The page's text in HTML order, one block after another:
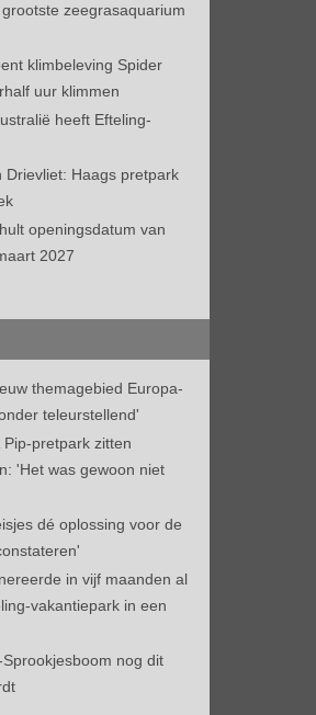
zeegrasaquarium
klimbeleving Spider
uur klimmen
heeft Efteling-
Drievliet: Haags pretpark
openingsdatum van
2027
themagebied Europa-
teleurstellend'
pretpark zitten
'Het was gewoon niet
dé oplossing voor de
in vijf maanden al
vakantiepark in een
nog dit